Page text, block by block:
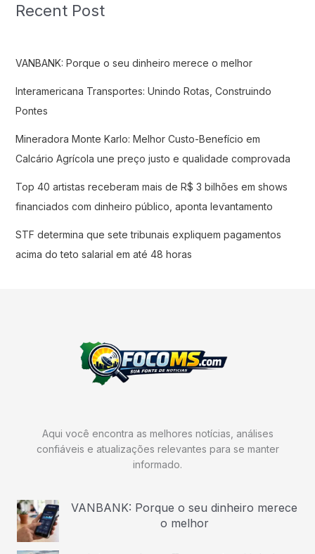
Recent Post
VANBANK: Porque o seu dinheiro merece o melhor
Interamericana Transportes: Unindo Rotas, Construindo
Pontes
Mineradora Monte Karlo: Melhor Custo-Benefício em
Calcário Agrícola une preço justo e qualidade comprovada
Top 40 artistas receberam mais de R$ 3 bilhões em shows
financiados com dinheiro público, aponta levantamento
STF determina que sete tribunais expliquem pagamentos
acima do teto salarial em até 48 horas
Aqui você encontra as melhores notícias, análises
confiáveis e atualizações relevantes para se manter
informado.
VANBANK: Porque o seu dinheiro merece
o melhor